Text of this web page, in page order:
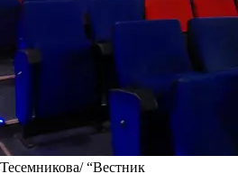
“Вестник